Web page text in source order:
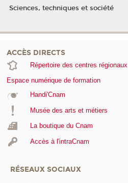
Sciences, techniques et société
ACCÈS DIRECTS
Répertoire des centres régionaux
Espace numérique de formation
Handi'Cnam
Musée des arts et métiers
La boutique du Cnam
Accès à l'intraCnam
RÉSEAUX SOCIAUX